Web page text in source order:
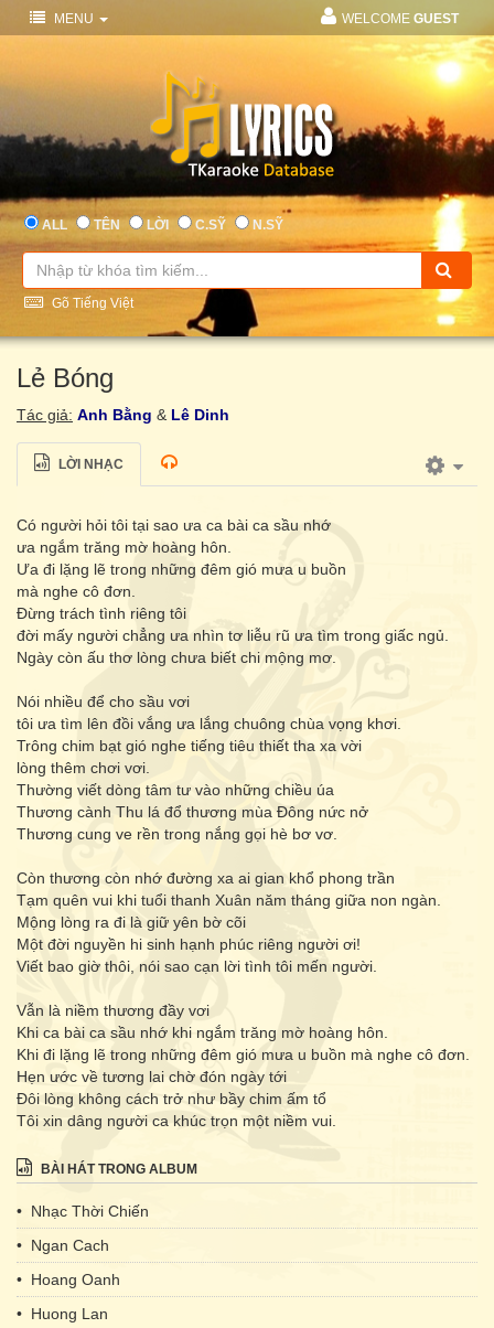
MENU WELCOME GUEST
ALL TÊN LỜI C.SỸ N.SỸ
Gõ Tiếng Việt
Lẻ Bóng
Tác giả: Anh Bằng & Lê Dinh
LỜI NHẠC
Có người hỏi tôi tại sao ưa ca bài ca sầu nhớ
ưa ngắm trăng mờ hoàng hôn.
Ưa đi lặng lẽ trong những đêm gió mưa u buồn
mà nghe cô đơn.
Đừng trách tình riêng tôi
đời mấy người chẳng ưa nhìn tơ liễu rũ ưa tìm trong giấc ngủ.
Ngày còn ấu thơ lòng chưa biết chi mộng mơ.
Nói nhiều để cho sầu vơi
tôi ưa tìm lên đồi vắng ưa lắng chuông chùa vọng khơi.
Trông chim bạt gió nghe tiếng tiêu thiết tha xa vời
lòng thêm chơi vơi.
Thường viết dòng tâm tư vào những chiều úa
Thương cành Thu lá đổ thương mùa Đông nức nở
Thương cung ve rền trong nắng gọi hè bơ vơ.
Còn thương còn nhớ đường xa ai gian khổ phong trần
Tạm quên vui khi tuổi thanh Xuân năm tháng giữa non ngàn.
Mộng lòng ra đi là giữ yên bờ cõi
Một đời nguyền hi sinh hạnh phúc riêng người ơi!
Viết bao giờ thôi, nói sao cạn lời tình tôi mến người.
Vẫn là niềm thương đầy vơi
Khi ca bài ca sầu nhớ khi ngắm trăng mờ hoàng hôn.
Khi đi lặng lẽ trong những đêm gió mưa u buồn mà nghe cô đơn.
Hẹn ước về tương lai chờ đón ngày tới
Đôi lòng không cách trở như bầy chim ấm tổ
Tôi xin dâng người ca khúc trọn một niềm vui.
BÀI HÁT TRONG ALBUM
• Nhạc Thời Chiến
• Ngan Cach
• Hoang Oanh
• Huong Lan